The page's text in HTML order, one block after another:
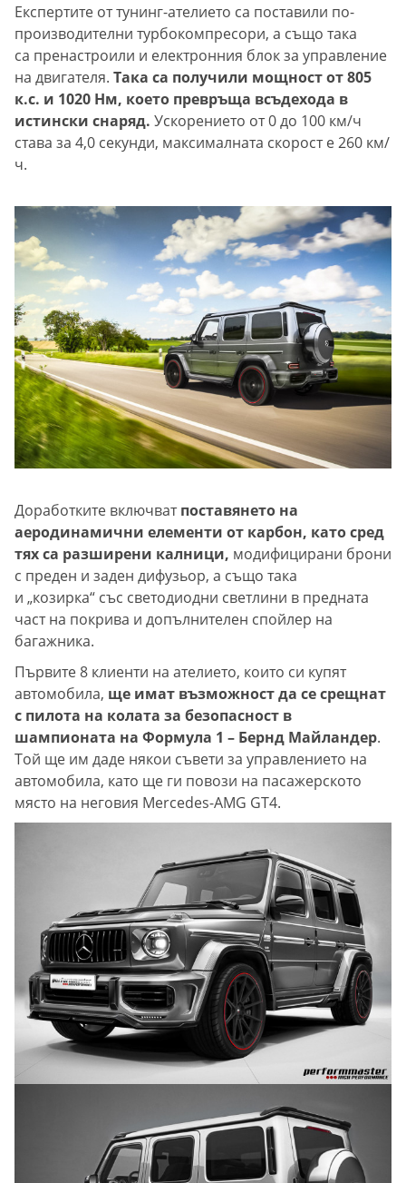
Експертите от тунинг-ателието са поставили по-
производителни турбокомпресори, а също така
са пренастроили и електронния блок за управление
на двигателя. Така са получили мощност от 805
к.с. и 1020 Нм, което превръща всъдехода в
истински снаряд. Ускорението от 0 до 100 км/ч
става за 4,0 секунди, максималната скорост е 260 км/
ч.
Доработките включватпоставянето на
аеродинамични елементи от карбон, като сред
тях са разширени калници, модифицирани брони
с преден и заден дифузьор, а също така
и „козирка“ със светодиодни светлини в предната
част на покрива и допълнителен спойлер на
багажника.
Първите 8 клиенти на ателието, които си купят
автомобила, ще имат възможност да се срещнат
с пилота на колата за безопасност в
шампионата на Формула 1 – Бернд Майландер.
Той ще им даде някои съвети за управлението на
автомобила, като ще ги повози на пасажерското
място на неговия Mercedes-AMG GT4.